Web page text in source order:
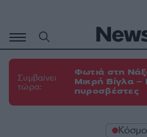
περιεχόμενο
Συμβαίνει
τώρα:
Φωτιά στη
Μικρή Βίγλα –
πυροσβέστες